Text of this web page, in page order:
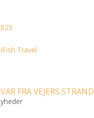
FRA VEJERS STRAND